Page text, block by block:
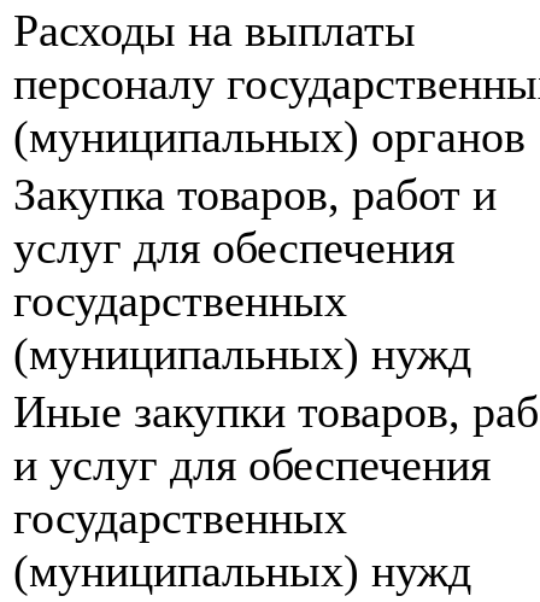
Расходы на выплаты
персоналу
(муниципальных) органов
Закупка товаров, работ и
услуг для обеспечения
государственных
(муниципальных) нужд
Иные закупки товаров,
и услуг для обеспечения
государственных
(муниципальных) нужд